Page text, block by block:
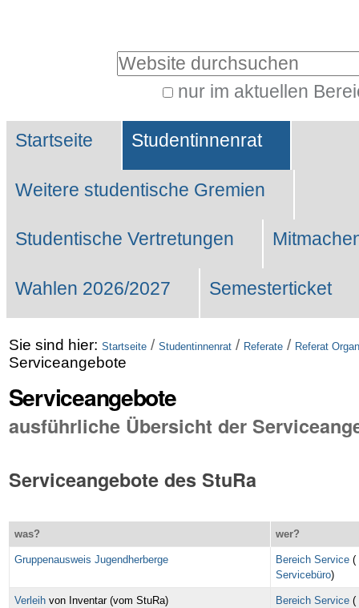
Website durchsuchen
nur im aktuellen
Suche…
Sektionen
Startseite Studentinnenrat
Weitere studentische Gremien
Studentische Vertretungen
Wahlen 2026/2027 Semesterticket
Sie sind hier: Startseite / Studentinnenrat / Referate / Referat
Serviceangebote
Serviceangebote
ausführliche Übersicht der
Serviceangebote des StuRa
was? wer?
Gruppenausweis Jugendherberge Bereich Service (
Servicebüro)
Verleih von Inventar (vom StuRa) Bereich Service (